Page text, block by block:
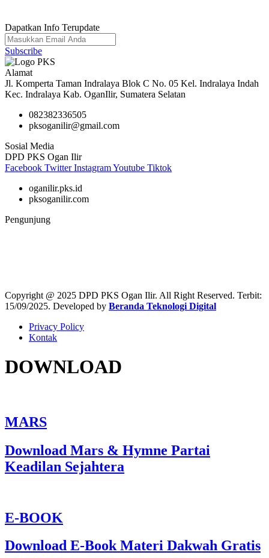
Dapatkan Info Terupdate
Subscribe
Alamat
Jl. Komperta Taman Indralaya Blok C No. 05 Kel. Indralaya Indah
Kec. Indralaya Kab. OganIlir, Sumatera Selatan
082382336505
pksoganilir@gmail.com
Sosial Media
DPD PKS Ogan Ilir
Facebook Twitter InstagramYoutube Tiktok
oganilir.pks.id
pksoganilir.com
Pengunjung
Copyright @ 2025 DPD PKS Ogan Ilir. All Right Reserved. Terbit:
15/09/2025. Developed by Beranda Teknologi Digital
Privacy Policy
Kontak
DOWNLOAD
MARS
Download Mars & Hymne Partai
Keadilan Sejahtera
E-BOOK
Download E-Book Materi Dakwah Gratis